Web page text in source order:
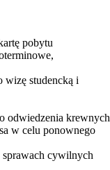
pobytu
wizę studencką i
odwiedzenia krewnych
w celu ponownego
sprawach cywilnych